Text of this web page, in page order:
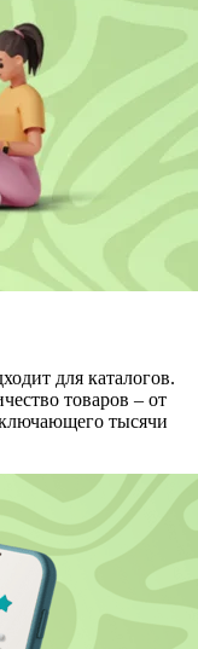
для каталогов.
товаров – от
тысячи